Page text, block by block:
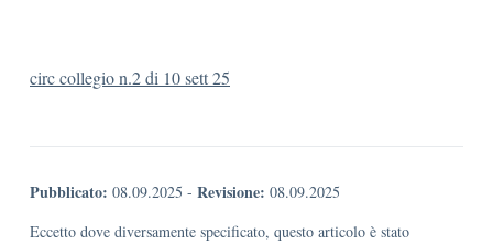
circ collegio n.2 di 10 sett 25
Pubblicato: 08.09.2025 - Revisione: 08.09.2025
Eccetto dove diversamente specificato, questo articolo è stato